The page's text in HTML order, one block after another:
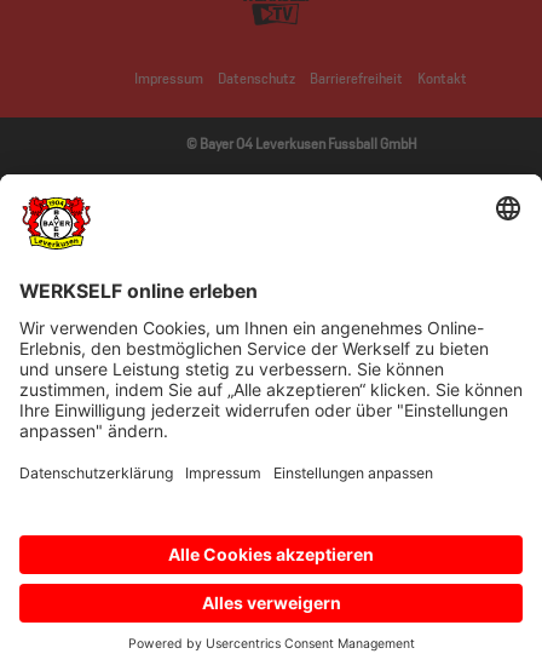
Impressum Datenschutz Barrierefreiheit Kontakt
© Bayer 04 Leverkusen Fussball GmbH